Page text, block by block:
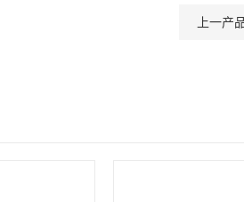
上一产